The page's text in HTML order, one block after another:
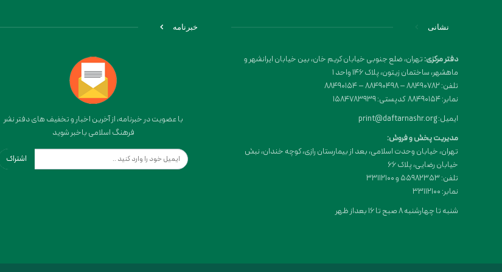
نشانی
دفتر مرکزی:تهران، ضلع جنوبی خیابان کریم خان، بین خیابان ایرانشهر و
ماهشهر، ساختمان زیتون، پلاک 146 واحد 1
تلفن: 88490782 – 88490498 – 88490154
نمابر: 88490154 کدپستی: 1584783939
ایمیل: print@daftarnashr.org
مدیریت پخش و فروش:
تهران، خیابان وحدت اسلامی، بعد از بیمارستان رازی، کوچه خندان، نبش
خیابان رضایی، پلاک ۶۶
تلفن: 55982353 و 33112100
نمابر: 33112100
شنبه تا چهارشنبه 8 صبح تا 16 بعداز ظهر
خبرنامه
با عضویت در خبرنامه، از آخرین اخبار و تخفیف های دفتر نشر
فرهنگ اسلامی باخبر شوید
اشتراک